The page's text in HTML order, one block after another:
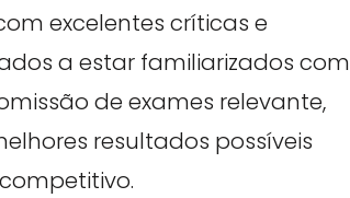
excelentes críticas e
a estar familiarizados com
de exames relevante,
resultados possíveis